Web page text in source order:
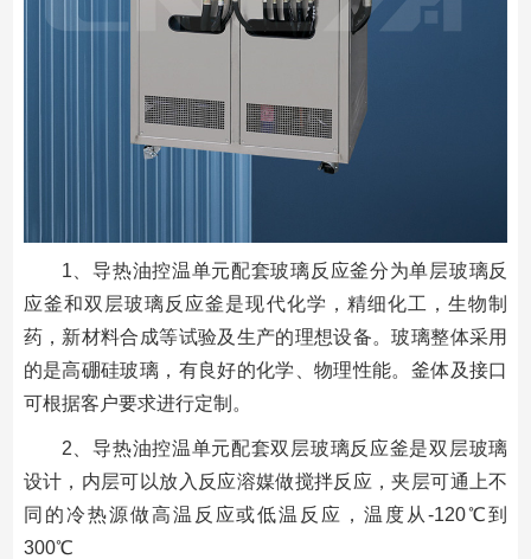
1、导热油控温单元配套玻璃反应釜分为单层玻璃反
应釜和双层玻璃反应釜是现代化学，精细化工，生物制
药，新材料合成等试验及生产的理想设备。玻璃整体采用
的是高硼硅玻璃，有良好的化学、物理性能。釜体及接口
可根据客户要求进行定制。
2、导热油控温单元配套双层玻璃反应釜是双层玻璃
设计，内层可以放入反应溶媒做搅拌反应，夹层可通上不
同的冷热源做高温反应或低温反应，温度从-120℃到
300℃